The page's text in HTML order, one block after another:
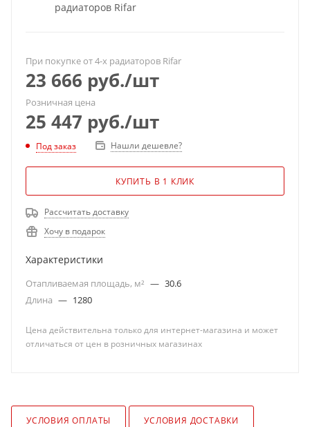
радиаторов Rifar
При покупке от 4-х радиаторов Rifar
23 666 руб./шт
Розничная цена
25 447 руб./шт
Под заказ Нашли дешевле?
КУПИТЬ В 1 КЛИК
Рассчитать доставку
Хочу в подарок
Характеристики
Отапливаемая площадь, м² — 30.6
Длина — 1280
Цена действительна только для интернет-магазина и может
отличаться от цен в розничных магазинах
УСЛОВИЯ ОПЛАТЫ УСЛОВИЯ ДОСТАВКИ